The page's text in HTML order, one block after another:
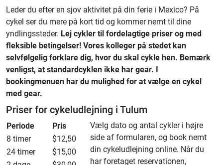
Leder du efter en sjov aktivitet på din ferie i Mexico? På
cykel ser du mere på kort tid og kommer nemt til dine
yndlingssteder. Lej cykler til fordelagtige priser og med
fleksible betingelser! Vores kolleger på stedet kan
selvfølgelig forklare dig, hvor du skal cykle hen. Bemærk
venligst, at standardcyklen ikke har gear. I
bookingmenuen har du mulighed for at vælge en cykel
med gear.
Priser for cykeludlejning i Tulum
Periode
Pris
8 timer
$12,50
24 timer
$15,00
Vælg dato og antal cykler i højre
side af formularen, og book nemt
din cykeludlejning online. Når du
har foretaget reservationen,